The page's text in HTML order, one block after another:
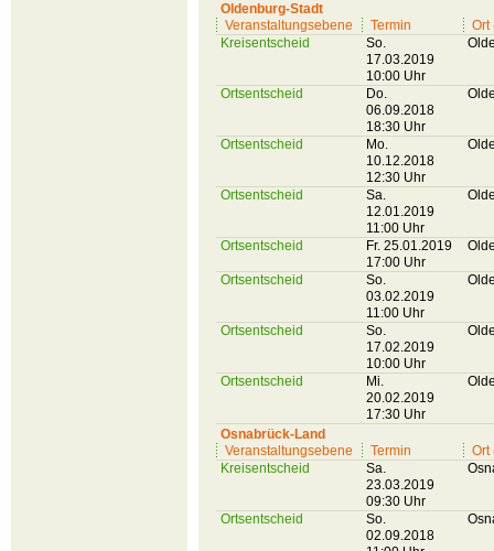
Oldenburg-Stadt
Veranstaltungsebene
Termin
Ort
Kreisentscheid
So.
17.03.2019
10:00 Uhr
Ortsentscheid
Do.
06.09.2018
18:30 Uhr
Ortsentscheid
Mo.
10.12.2018
12:30 Uhr
Ortsentscheid
Sa.
12.01.2019
11:00 Uhr
Ortsentscheid
Fr. 25.01.2019
17:00 Uhr
Ortsentscheid
So.
03.02.2019
11:00 Uhr
Ortsentscheid
So.
17.02.2019
10:00 Uhr
Ortsentscheid
Mi.
20.02.2019
17:30 Uhr
Osnabrück-Land
Veranstaltungsebene
Termin
Ort
Kreisentscheid
Sa.
23.03.2019
09:30 Uhr
Ortsentscheid
So.
02.09.2018